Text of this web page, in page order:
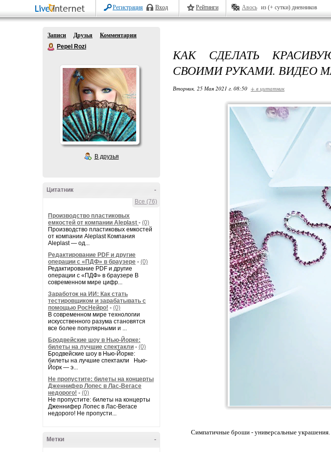
Регистрация Вход Рейтинги Авось из (+ сутки) дневников
Записи Друзья
Комментарии
Pepel Rozi
В друзья
-
Цитатник
Все (76)
Производство пластиковых
емкостей от компании Aleplast - (0)
Производство пластиковых емкостей
от компании Aleplast Компания
Aleplast — од...
Редактирование PDF и другие
операции с «ПДФ» в браузере - (0)
Редактирование PDF и другие
операции с «ПДФ» в браузере В
современном мире цифр...
Заработок на ИИ: Как стать
тестировщиком и зарабатывать с
помощью РосНейро! - (0)
В современном мире технологии
искусственного разума становятся
все более популярными и ...
Бродвейские шоу в Нью-Йорке:
билеты на лучшие спектакли - (0)
Бродвейские шоу в Нью-Йорке:
билеты на лучшие спектакли Нью-
Йорк — э...
Не пропустите: билеты на концерты
Дженнифер Лопес в Лас-Вегасе
недорого! - (0)
Не пропустите: билеты на концерты
Дженнифер Лопес в Лас-Вегасе
недорого! Не пропусти...
-
Метки
КАК СДЕЛАТЬ
СВОИМИ РУКАМИ. ВИДЕО
Вторник, 25 Мая 2021 г. 08:50 + в цитатник
Симпатичные броши - универсальные украшения.